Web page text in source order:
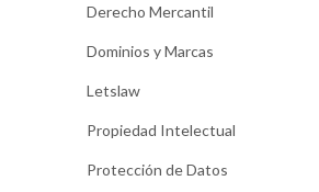
Derecho Mercantil
Dominios y Marcas
Letslaw
Propiedad Intelectual
Protección de Datos